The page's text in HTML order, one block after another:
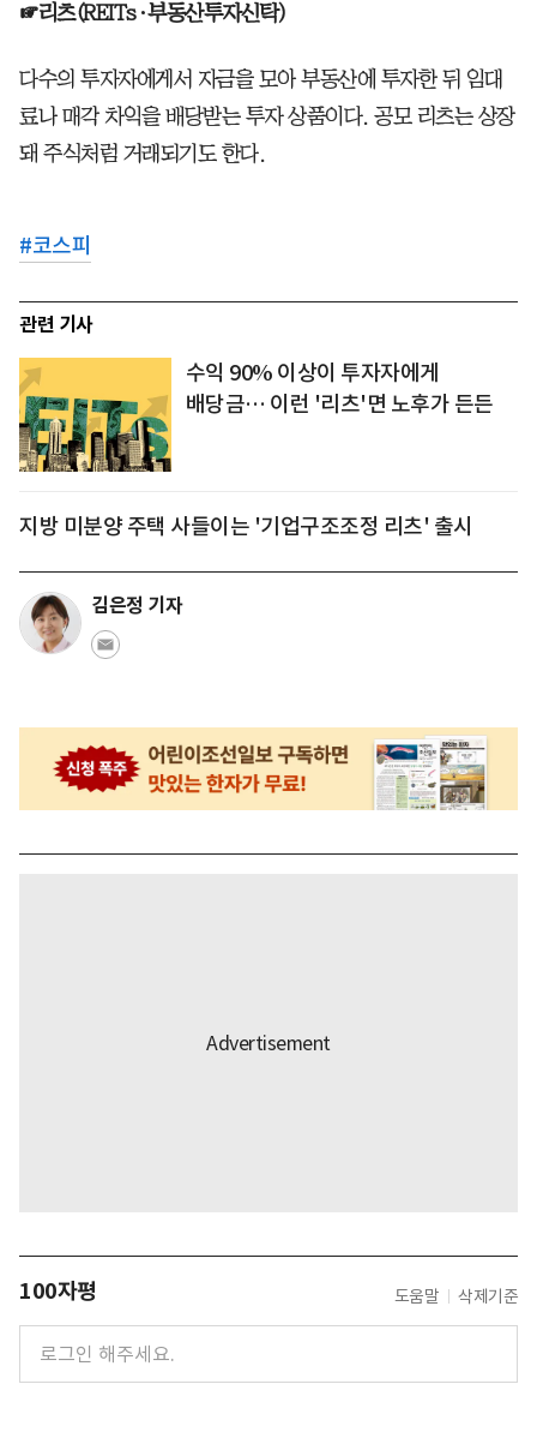
☞리츠(REITs·부동산투자신탁)
다수의 투자자에게서 자금을 모아 부동산에 투자한 뒤 임대
료나 매각 차익을 배당받는 투자 상품이다. 공모 리츠는 상장
돼 주식처럼 거래되기도 한다.
#코스피
관련 기사
수익 90% 이상이 투자자에게
배당금… 이런 '리츠'면 노후가 든든
지방 미분양 주택 사들이는 '기업구조조정 리츠' 출시
김은정 기자
100자평 도움말 삭제기준